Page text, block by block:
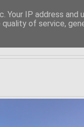
Your IP address and
of service,